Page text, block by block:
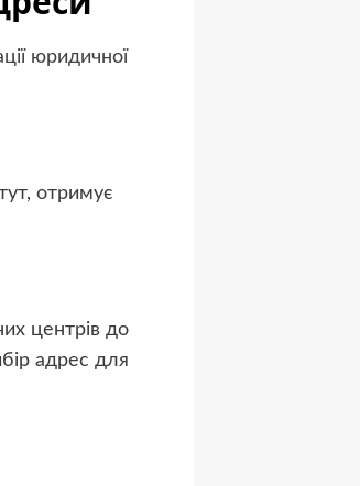
юридичної
отримує
центрів до
адрес для